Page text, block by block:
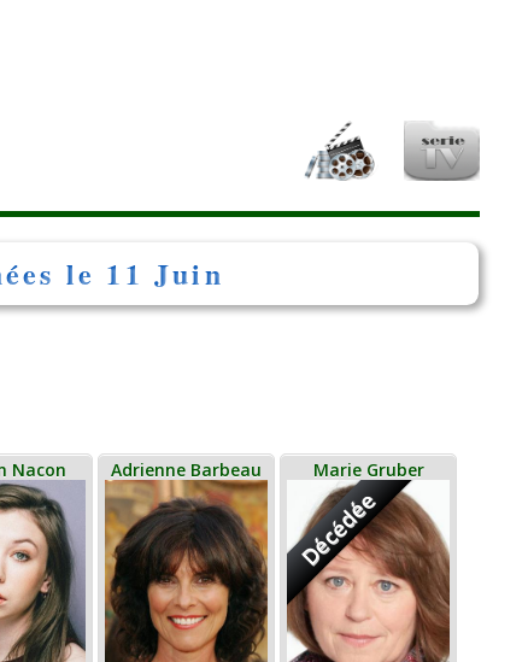
le 11 Juin
Nacon Adrienne Barbeau Marie Gruber
Décédée